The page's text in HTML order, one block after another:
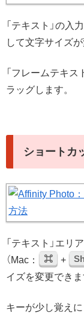
「テキスト」の
して文字サイズが
「フレームテキ
ラッグします。
ショートカ
「テキスト」エリア
（Mac：
⌘ +
イズを変更できま
キーが少し覚えに